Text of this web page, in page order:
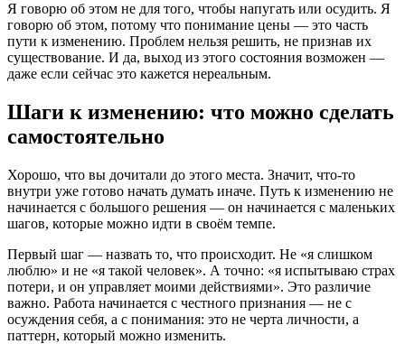
Я говорю об этом не для того, чтобы напугать или осудить. Я
говорю об этом, потому что понимание цены — это часть
пути к изменению. Проблем нельзя решить, не признав их
существование. И да, выход из этого состояния возможен —
даже если сейчас это кажется нереальным.
Шаги к изменению: что можно сделать
самостоятельно
Хорошо, что вы дочитали до этого места. Значит, что-то
внутри уже готово начать думать иначе. Путь к изменению не
начинается с большого решения — он начинается с маленьких
шагов, которые можно идти в своём темпе.
Первый шаг — назвать то, что происходит. Не «я слишком
люблю» и не «я такой человек». А точно: «я испытываю страх
потери, и он управляет моими действиями». Это различие
важно. Работа начинается с честного признания — не с
осуждения себя, а с понимания: это не черта личности, а
паттерн, который можно изменить.